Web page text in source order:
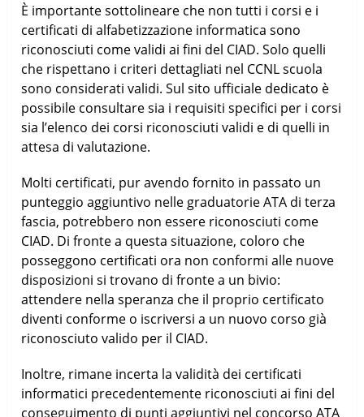
È importante sottolineare che non tutti i corsi e i
certificati di alfabetizzazione informatica sono
riconosciuti come validi ai fini del CIAD. Solo quelli
che rispettano i criteri dettagliati nel CCNL scuola
sono considerati validi. Sul sito ufficiale dedicato è
possibile consultare sia i requisiti specifici per i corsi
sia l’elenco dei corsi riconosciuti validi e di quelli in
attesa di valutazione.
Molti certificati, pur avendo fornito in passato un
punteggio aggiuntivo nelle graduatorie ATA di terza
fascia, potrebbero non essere riconosciuti come
CIAD. Di fronte a questa situazione, coloro che
posseggono certificati ora non conformi alle nuove
disposizioni si trovano di fronte a un bivio:
attendere nella speranza che il proprio certificato
diventi conforme o iscriversi a un nuovo corso già
riconosciuto valido per il CIAD.
Inoltre, rimane incerta la validità dei certificati
informatici precedentemente riconosciuti ai fini del
conseguimento di punti aggiuntivi nel concorso ATA